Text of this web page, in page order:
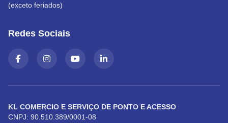
(exceto feriados)
Redes Sociais
KL COMERCIO E SERVIÇO DE PONTO E ACESSO
CNPJ: 90.510.389/0001-08